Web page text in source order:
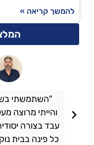
להמשך קריאה »
"השתמשתי
והייתי מרוצה
עבד בצורה
כל פינה בבית